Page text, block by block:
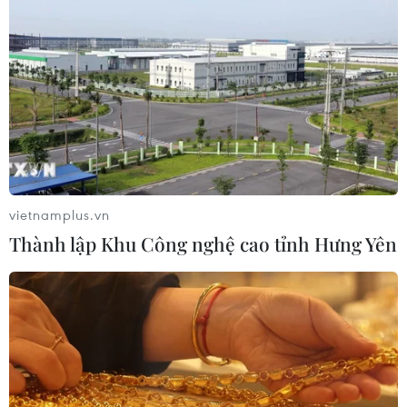
sách giảm thuế tiêu thụ thực phẩm
xuống 1%
05/08/2026 15:30
Ngành Hải quan đẩy mạnh cải cách
thể chế và hiện đại hóa công tác
quản lý
05/08/2026 12:35
Ngân hàng trước làn sóng AI: Dữ liệu
là đòn bẩy, quản trị là chìa khóa
05/08/2026 09:25
vietnamplus.vn
Thành lập Khu Công nghệ cao tỉnh Hưng Yên